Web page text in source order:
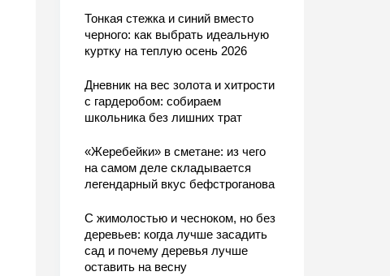
Тонкая стежка и синий вместо
черного: как выбрать идеальную
куртку на теплую осень 2026
Дневник на вес золота и хитрости
с гардеробом: собираем
школьника без лишних трат
«Жеребейки» в сметане: из чего
на самом деле складывается
легендарный вкус бефстроганова
С жимолостью и чесноком, но без
деревьев: когда лучше засадить
сад и почему деревья лучше
оставить на весну